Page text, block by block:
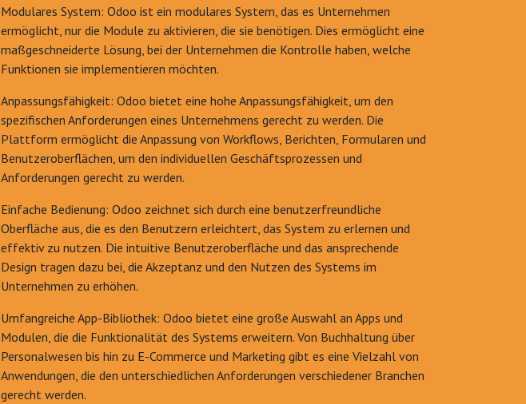
Modulares System: Odoo ist ein modulares System, das es Unternehmen
ermöglicht, nur die Module zu aktivieren, die sie benötigen. Dies ermöglicht eine
maßgeschneiderte Lösung, bei der Unternehmen die Kontrolle haben, welche
Funktionen sie implementieren möchten.
Anpassungsfähigkeit: Odoo bietet eine hohe Anpassungsfähigkeit, um den
spezifischen Anforderungen eines Unternehmens gerecht zu werden. Die
Plattform ermöglicht die Anpassung von Workflows, Berichten, Formularen und
Benutzeroberflächen, um den individuellen Geschäftsprozessen und
Anforderungen gerecht zu werden.
Einfache Bedienung: Odoo zeichnet sich durch eine benutzerfreundliche
Oberfläche aus, die es den Benutzern erleichtert, das System zu erlernen und
effektiv zu nutzen. Die intuitive Benutzeroberfläche und das ansprechende
Design tragen dazu bei, die Akzeptanz und den Nutzen des Systems im
Unternehmen zu erhöhen.
Umfangreiche App-Bibliothek: Odoo bietet eine große Auswahl an Apps und
Modulen, die die Funktionalität des Systems erweitern. Von Buchhaltung über
Personalwesen bis hin zu E-Commerce und Marketing gibt es eine Vielzahl von
Anwendungen, die den unterschiedlichen Anforderungen verschiedener Branchen
gerecht werden.